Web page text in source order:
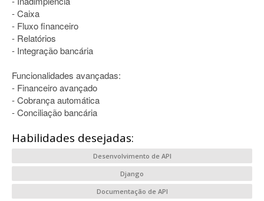
- Caixa
- Fluxo financeiro
- Relatórios
- Integração bancária
Funcionalidades avançadas:
- Financeiro avançado
- Cobrança automática
- Conciliação bancária
Habilidades desejadas:
Desenvolvimento de API
Django
Documentação de API